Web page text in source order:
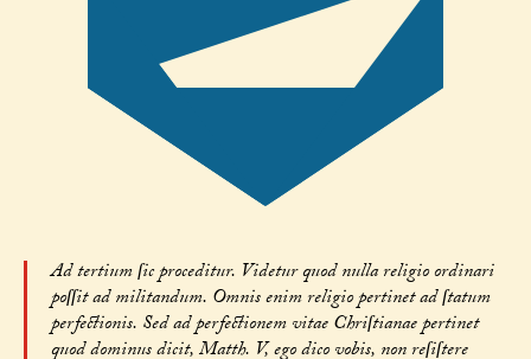
Ad tertium ſic proceditur. Videtur quod nulla religio ordinari
poſſit ad militandum. Omnis enim religio pertinet ad ſtatum
perfectionis. Sed ad perfectionem vitae Chriſtianae pertinet
quod dominus dicit, Matth. V, ego dico vobis, non reſiſtere